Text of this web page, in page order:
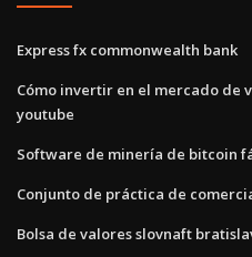
Express fx commonwealth bank
Cómo invertir en el mercado de
youtube
Software de minería de bitcoin
Conjunto de práctica de
Bolsa de valores slovnaft